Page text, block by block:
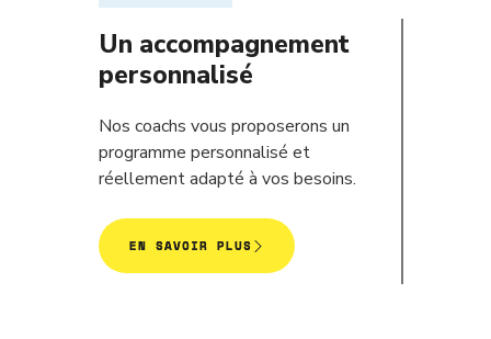
Un accompagnement
personnalisé
Nos coachs vous proposerons un
programme personnalisé et
réellement adapté à vos besoins.
EN SAVOIR PLUS